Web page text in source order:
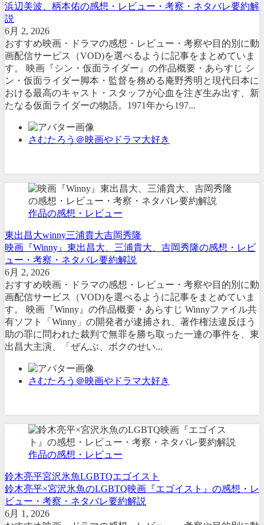
浜辺美波、柄本佑の感想・レビュー・考察・ネタバレ要約解
説
6月 2, 2026
おすすめ映画・ドラマの感想・レビュー・考察や目的別に動
画配信サービス（VOD)を選べるように記事をまとめていま
す。 映画『シン・仮面ライダー』の作品概要・あらすじ シ
ン・仮面ライダー脚本・監督を務める庵野秀明と現代日本に
おける最高のキャスト・スタッフが心血を注ぎ生み出す、新
たなる仮面ライダーの物語。1971年から197...
さむたろう＠映画やドラマ大好き
作品の感想・レビュー
東出昌大winny三浦貴大吉岡秀隆
映画『Winny』東出昌大、三浦貴大、吉岡秀隆の感想・レビ
ュー・考察・ネタバレ要約解説
6月 2, 2026
おすすめ映画・ドラマの感想・レビュー・考察や目的別に動
画配信サービス（VOD)を選べるように記事をまとめていま
す。 映画『Winny』の作品概要・あらすじ Winnyファイル共
有ソフト「Winny」の開発者が逮捕され、著作権法違反ほう
助の罪に問われた裁判で無罪を勝ち取った一連の事件を、東
出昌大主演、「ぜんぶ、ボクのせい...
さむたろう＠映画やドラマ大好き
作品の感想・レビュー
鈴木亮平宮沢氷魚LGBTQエゴイスト
鈴木亮平×宮沢氷魚のLGBTQ映画『エゴイスト』の感想・レ
ビュー・考察・ネタバレ要約解説
6月 1, 2026